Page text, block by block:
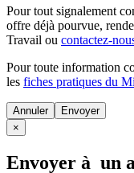
Pour tout signalement
offre déjà pourvue,
Travail ou contactez-
Pour toute information
les fiches pratiques du
Annuler
×
Envoyer à un